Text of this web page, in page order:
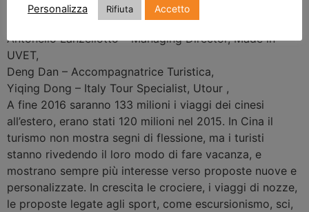
Mariangela Pira
Giornalista, Milano Finanza
Managing Director, Luxury Traveler
Antonello Lanzellotto–Managing Director, Made in
UVET,
Deng Dan – Accompagnatrice Turistica,
Yiqing Dong – Italy Tour Specialist, Utour ,
A fine 2016 saranno 133 milioni i viaggi dei cinesi
all’estero, erano stati 120 milioni nel 2015. In Cina il
turismo non mostra segni di flessione, ma i turisti
stanno rivedendo il loro modo di fare vacanza, e
mostrano sempre più interesse verso proposte nuove e
personalizzate. In crescita le crociere, i viaggi di nozze,
le proposte legate agli sport, come escursionismo, sci,
Personalizza Rifiuta Accetto